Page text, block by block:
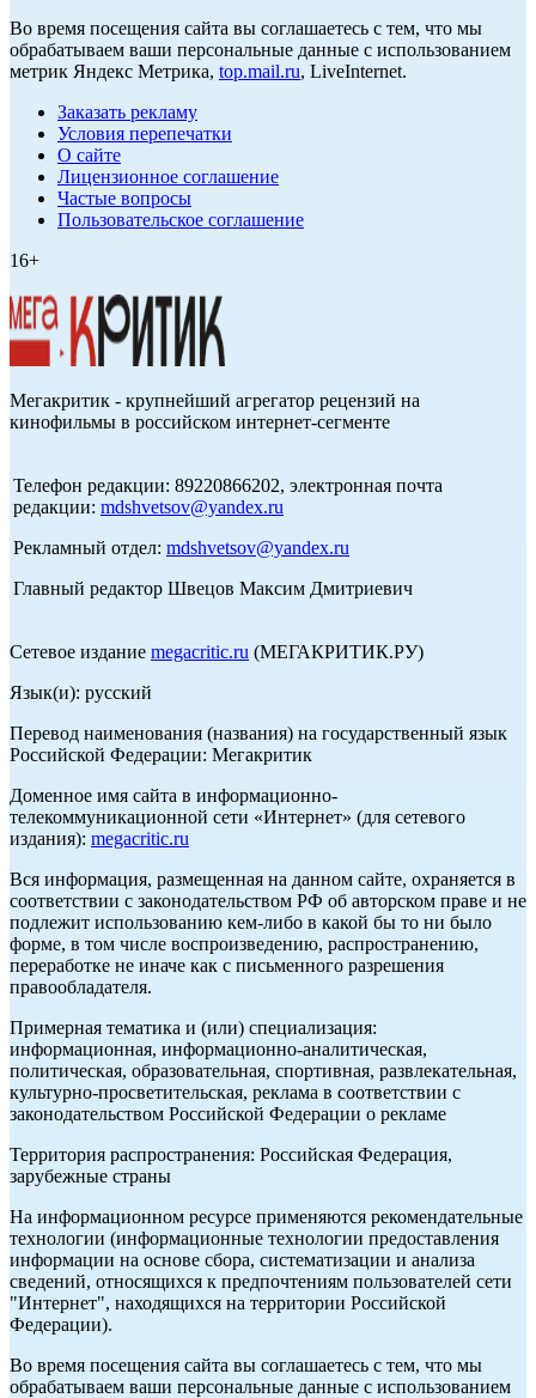
Во время посещения сайта вы соглашаетесь с тем, что мы
обрабатываем ваши персональные данные с использованием
метрик Яндекс Метрика, top.mail.ru, LiveInternet.
Заказать рекламу
Условия перепечатки
О сайте
Лицензионное соглашение
Частые вопросы
Пользовательское соглашение
16+
Мегакритик - крупнейший агрегатор рецензий на
кинофильмы в российском интернет-сегменте
Телефон редакции: 89220866202, электронная почта
редакции: mdshvetsov@yandex.ru
Рекламный отдел: mdshvetsov@yandex.ru
Главный редактор Швецов Максим Дмитриевич
Сетевое издание megacritic.ru (МЕГАКРИТИК.РУ)
Язык(и): русский
Перевод наименования (названия) на государственный язык
Российской Федерации: Мегакритик
Доменное имя сайта в информационно-
телекоммуникационной сети «Интернет» (для сетевого
издания): megacritic.ru
Вся информация, размещенная на данном сайте, охраняется в
соответствии с законодательством РФ об авторском праве и не
подлежит использованию кем-либо в какой бы то ни было
форме, в том числе воспроизведению, распространению,
переработке не иначе как с письменного разрешения
правообладателя.
Примерная тематика и (или) специализация:
информационная, информационно-аналитическая,
политическая, образовательная, спортивная, развлекательная,
культурно-просветительская, реклама в соответствии с
законодательством Российской Федерации о рекламе
Территория распространения: Российская Федерация,
зарубежные страны
На информационном ресурсе применяются рекомендательные
технологии (информационные технологии предоставления
информации на основе сбора, систематизации и анализа
сведений, относящихся к предпочтениям пользователей сети
"Интернет", находящихся на территории Российской
Федерации).
Во время посещения сайта вы соглашаетесь с тем, что мы
обрабатываем ваши персональные данные с использованием